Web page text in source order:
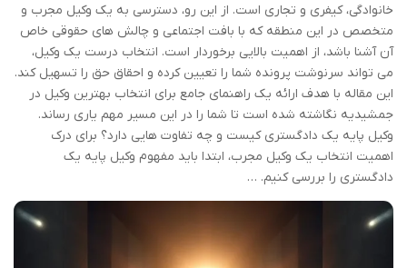
خانوادگی، کیفری و تجاری است. از این رو، دسترسی به یک وکیل مجرب و
متخصص در این منطقه که با بافت اجتماعی و چالش های حقوقی خاص
آن آشنا باشد، از اهمیت بالایی برخوردار است. انتخاب درست یک وکیل،
می تواند سرنوشت پرونده شما را تعیین کرده و احقاق حق را تسهیل کند.
این مقاله با هدف ارائه یک راهنمای جامع برای انتخاب بهترین وکیل در
جمشیدیه نگاشته شده است تا شما را در این مسیر مهم یاری رساند.
وکیل پایه یک دادگستری کیست و چه تفاوت هایی دارد؟ برای درک
اهمیت انتخاب یک وکیل مجرب، ابتدا باید مفهوم وکیل پایه یک
دادگستری را بررسی کنیم. …